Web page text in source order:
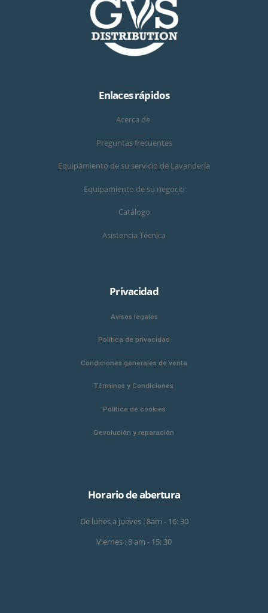
Enlaces rápidos
Acerca de
Preguntas frecuentes
Equipamiento de su servicio de Lavandería
Equipamiento de su negocio
Catálogo
Asistencia Técnica
Privacidad
Avisos legales
Política de privacidad
Condiciones generales de venta
Términos y Condiciones
Politica de cookies
Devolución y reparación
Horario de abertura
De lunes a jueves : 8am - 16: 30
Viernes : 8 am - 15: 30